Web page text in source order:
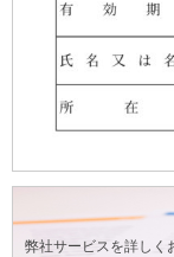
弊社サービスを詳しく